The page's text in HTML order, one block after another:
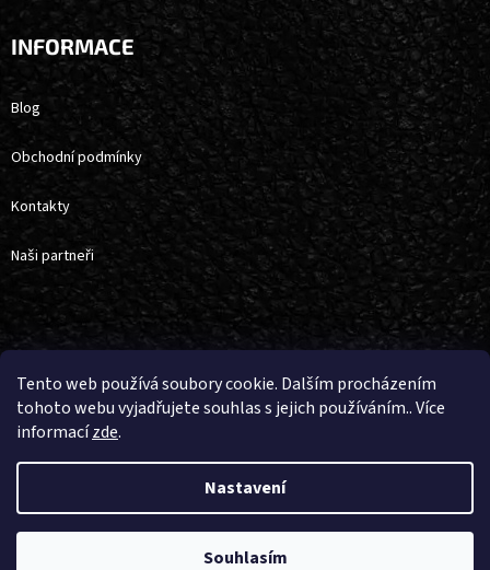
Tento web používá soubory cookie. Dalším procházením
tohoto webu vyjadřujete souhlas s jejich používáním.. Více
informacízde.
Nastavení
Souhlasím
INFORMACE
Blog
Obchodní podmínky
Kontakty
Naši partneři
Vytvořil Shoptet
Copyright 2026
cookies